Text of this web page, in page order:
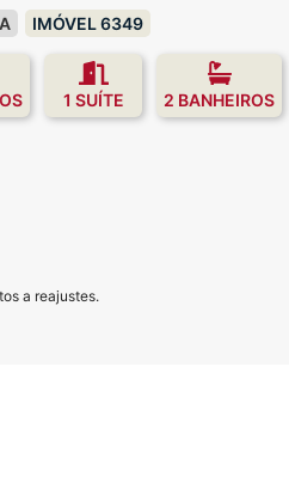
IMÓVEL 6349
1 SUÍTE 2 BANHEIROS
a reajustes.